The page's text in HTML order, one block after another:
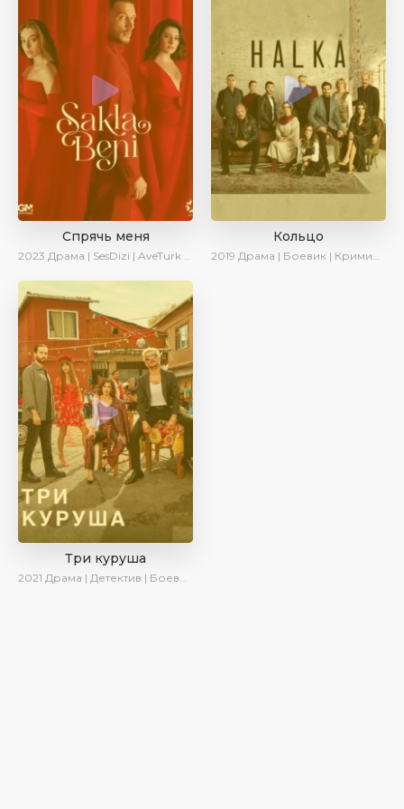
Спрячь меня
2023 Драма | SesDizi | AveTurk | AlisaDirilis | Сериалы 2023
Кольцо
2019 Драма | Боевик | Криминал
Три куруша
2021 Драма | Детектив | Боевик | SesDizi | Ирина Котова | AveTurk